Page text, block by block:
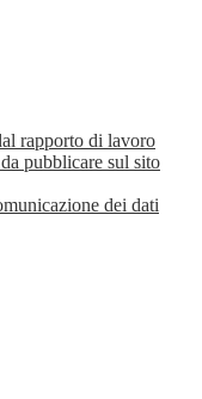
rapporto di lavoro
pubblicare sul sito
dei dati